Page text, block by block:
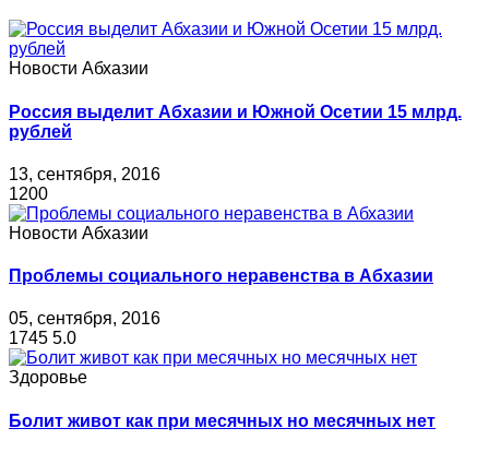
Новости Абхазии
Россия выделит Абхазии и Южной Осетии 15 млрд.
рублей
13, сентября, 2016
1200
Новости Абхазии
Проблемы социального неравенства в Абхазии
05, сентября, 2016
1745 5.0
Здоровье
Болит живот как при месячных но месячных нет